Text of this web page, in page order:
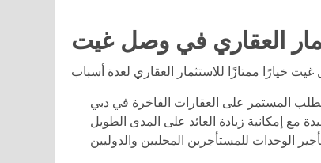
العقاري في وصل غيت